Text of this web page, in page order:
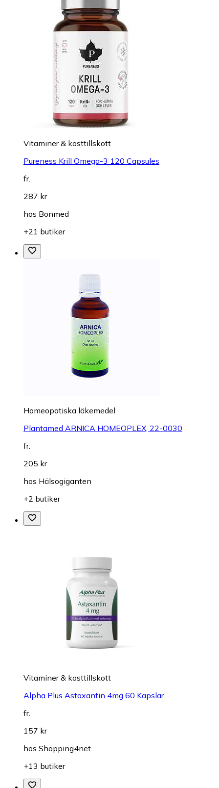
Vitaminer & kosttillskott
Pureness Krill Omega-3 120 Capsules
fr.
287 kr
hos Bonmed
+21 butiker
Homeopatiska läkemedel
Plantamed ARNICA HOMEOPLEX, 22-0030
fr.
205 kr
hos Hälsogiganten
+2 butiker
Vitaminer & kosttillskott
Alpha Plus Astaxantin 4mg 60 Kapslar
fr.
157 kr
hos Shopping4net
+13 butiker